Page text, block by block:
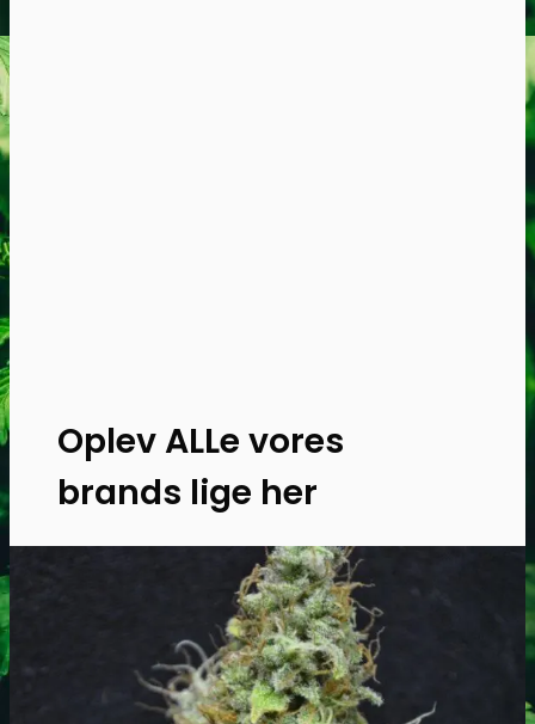
Oplev ALLe vores
brands lige her
vare
har
flere
varianter.
Mulighederne
vælges
på